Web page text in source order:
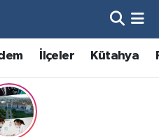
İlçeler Kütahya
ve Fikstür